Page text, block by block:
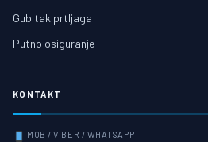
Gubitak prtljaga
Putno osiguranje
KONTAKT
MOB / VIBER / WHATSAPP